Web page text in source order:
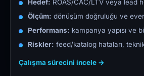
Hedef: ROAS/CAC/LTV veya lead
Ölçüm: dönüşüm doğruluğu ve
Performans: kampanya yapısı ve
Riskler: feed/katalog hataları,
Çalışma sürecini incele →